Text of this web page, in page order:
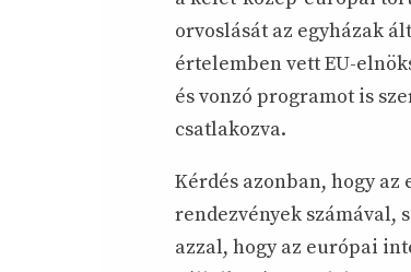
orvoslását az egyházak
értelemben vett EU-
és vonzó programot is
csatlakozva.
Kérdés azonban, hogy
rendezvények számával,
azzal, hogy az európai